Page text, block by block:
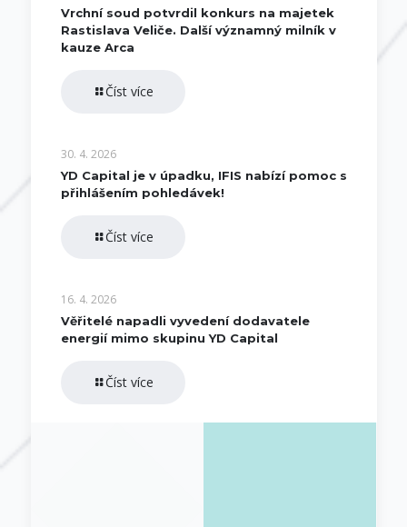
Vrchní soud potvrdil konkurs na majetek
Rastislava Veliče. Další významný milník v
kauze Arca
Číst více
30. 4. 2026
YD Capital je v úpadku, IFIS nabízí pomoc s
přihlášením pohledávek!
Číst více
16. 4. 2026
Věřitelé napadli vyvedení dodavatele
energií mimo skupinu YD Capital
Číst více